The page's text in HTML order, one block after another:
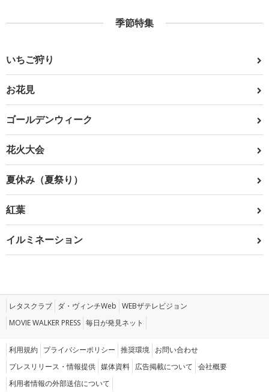
季節特集
いちご狩り
お花見
ゴールデンウィーク
花火大会
夏休み（夏祭り）
紅葉
イルミネーション
レタスクラブ ダ・ヴィンチWeb WEBザテレビジョン
MOVIE WALKER PRESS 毎日が発見ネット
利用規約 プライバシーポリシー 推奨環境 お問い合わせ
プレスリリース・情報提供 媒体資料 広告掲載について 会社概要
利用者情報の外部送信について